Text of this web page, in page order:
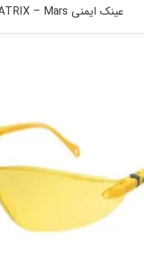
عینک ایمنی MATRIX – Mars